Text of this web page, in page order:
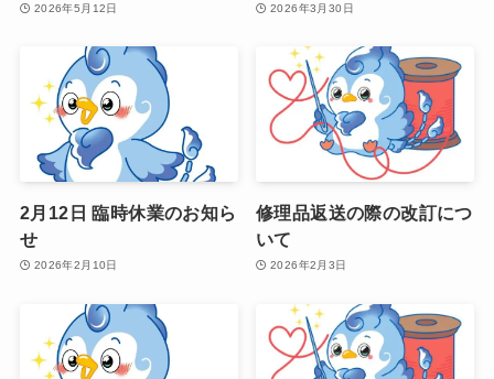
2026年5月12日 2026年3月30日
2月12日 臨時休業のお知ら
せ
2026年2月10日
修理品返送の際の改訂につ
いて
2026年2月3日